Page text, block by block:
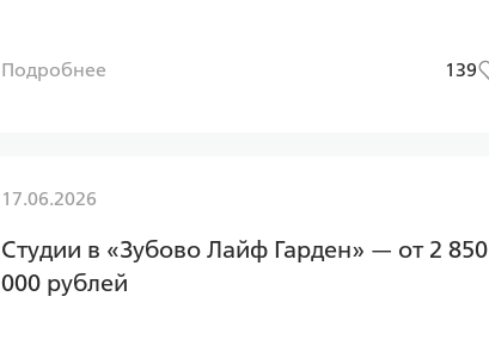
Подробнее 139
17.06.2026
Студии в «Зубово Лайф Гарден» — от 2 850
000 рублей